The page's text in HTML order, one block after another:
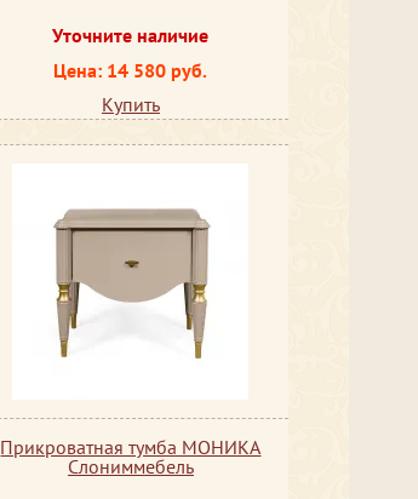
Уточните наличие
Цена: 14 580 руб.
Купить
Прикроватная тумба МОНИКА
Слониммебель